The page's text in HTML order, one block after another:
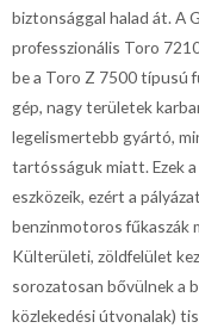
biztonsággal halad át. A
professzionális Toro
be a Toro Z 7500 típusú
gép, nagy területek
legelismertebb gyártó,
tartósságuk miatt. Ezek
eszközeik, ezért a
benzinmotoros fűkaszák
Külterületi, zöldfelület
sorozatosan bővülnek a
közlekedési útvonalak)